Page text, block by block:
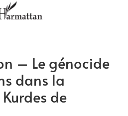
– Le génocide
dans la
de